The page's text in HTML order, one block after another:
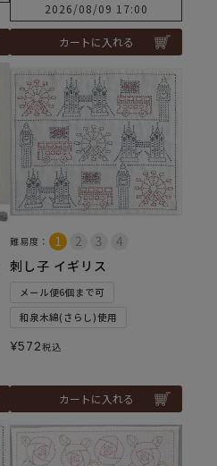
2026/08/09 17:00
カートに入れる
難易度：
刺し子 イギリス
メール便6個まで可
和泉木綿(さらし)使用
¥572税込
カートに入れる